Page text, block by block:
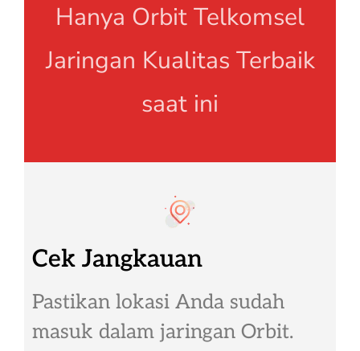
Hanya Orbit Telkomsel
Jaringan Kualitas Terbaik
saat ini
Cek Jangkauan
Pastikan lokasi Anda sudah
masuk dalam jaringan Orbit.